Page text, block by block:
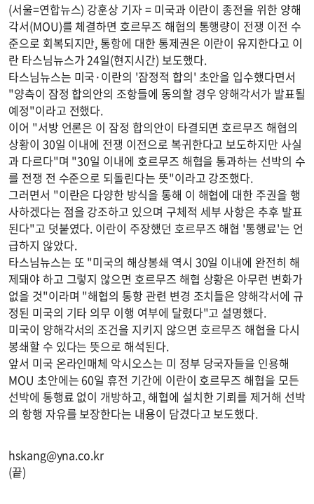
(서울=연합뉴스) 강훈상 기자 = 미국과 이란이 종전을 위한 양해
각서(MOU)를 체결하면 호르무즈 해협의 통행량이 전쟁 이전 수
준으로 회복되지만, 통항에 대한 통제권은 이란이 유지한다고 이
란 타스님뉴스가 24일(현지시간) 보도했다.
타스님뉴스는 미국·이란의 '잠정적 합의' 초안을 입수했다면서
"양측이 잠정 합의안의 조항들에 동의할 경우 양해각서가 발표될
예정"이라고 전했다.
이어 "서방 언론은 이 잠정 합의안이 타결되면 호르무즈 해협의
상황이 30일 이내에 전쟁 이전으로 복귀한다고 보도하지만 사실
과 다르다"며 "30일 이내에 호르무즈 해협을 통과하는 선박의 수
를 전쟁 전 수준으로 되돌린다는 뜻"이라고 강조했다.
그러면서 "이란은 다양한 방식을 통해 이 해협에 대한 주권을 행
사하겠다는 점을 강조하고 있으며 구체적 세부 사항은 추후 발표
된다"고 덧붙였다. 이란이 주장했던 호르무즈 해협 '통행료'는 언
급하지 않았다.
타스님뉴스는 또 "미국의 해상봉쇄 역시 30일 이내에 완전히 해
제돼야 하고 그렇지 않으면 호르무즈 해협 상황은 아무런 변화가
없을 것"이라며 "해협의 통항 관련 변경 조치들은 양해각서에 규
정된 미국의 기타 의무 이행 여부에 달렸다"고 설명했다.
미국이 양해각서의 조건을 지키지 않으면 호르무즈 해협을 다시
봉쇄할 수 있다는 뜻으로 해석된다.
앞서 미국 온라인매체 악시오스는 미 정부 당국자들을 인용해
MOU 초안에는 60일 휴전 기간에 이란이 호르무즈 해협을 모든
선박에 통행료 없이 개방하고, 해협에 설치한 기뢰를 제거해 선박
의 항행 자유를 보장한다는 내용이 담겼다고 보도했다.
hskang@yna.co.kr
(끝)